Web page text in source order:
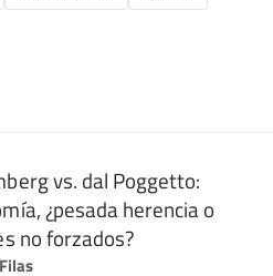
vs. dal Poggetto:
¿pesada herencia o
no forzados?